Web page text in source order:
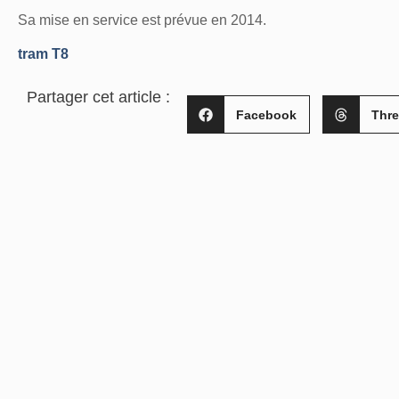
Sa mise en service est prévue en 2014.
tram T8
Partager cet article :
Facebook